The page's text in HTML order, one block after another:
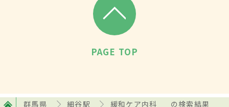
PAGE TOP
群馬県 細谷駅 緩和ケア内科 の検索結果